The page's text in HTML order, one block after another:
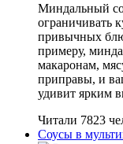
Миндальный
ограничивать
привычных
примеру,
макаронам,
приправы, и
удивит ярким
Читали 7823
Соусы в